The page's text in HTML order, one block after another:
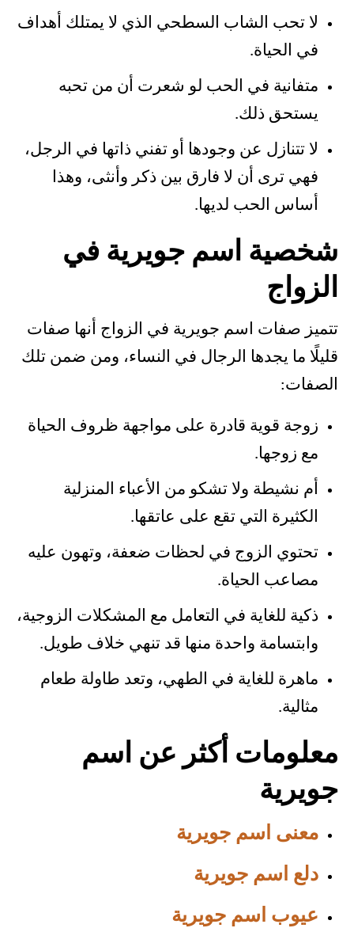
لا تحب الشاب السطحي الذي لا يمتلك أهداف
في الحياة.
متفانية في الحب لو شعرت أن من تحبه
يستحق ذلك.
لا تتنازل عن وجودها أو تفني ذاتها في الرجل،
فهي ترى أن لا فارق بين ذكر وأنثى، وهذا
أساس الحب لديها.
شخصية اسم جويرية في
الزواج
تتميز صفات اسم جويرية في الزواج أنها صفات
قليلًا ما يجدها الرجال في النساء، ومن ضمن تلك
الصفات:
زوجة قوية قادرة على مواجهة ظروف الحياة
مع زوجها.
أم نشيطة ولا تشكو من الأعباء المنزلية
الكثيرة التي تقع على عاتقها.
تحتوي الزوج في لحظات ضعفة، وتهون عليه
مصاعب الحياة.
ذكية للغاية في التعامل مع المشكلات الزوجية،
وابتسامة واحدة منها قد تنهي خلاف طويل.
ماهرة للغاية في الطهي، وتعد طاولة طعام
مثالية.
معلومات أكثر عن اسم
جويرية
معنى اسم جويرية
دلع اسم جويرية
عيوب اسم جويرية